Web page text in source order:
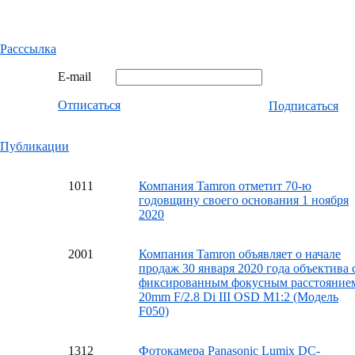
Расссылка
E-mail
Отписаться Подписаться
Публикации
1011
Компания Tamron отметит 70-ю
годовщину своего основания 1 ноября
2020
2001
Компания Tamron объявляет о начале
продаж 30 января 2020 года объектива
фиксированным фокусным
20mm F/2.8 Di III OSD M1:2 (Модель
F050)
1312 Фотокамера Panasonic Lumix DC-